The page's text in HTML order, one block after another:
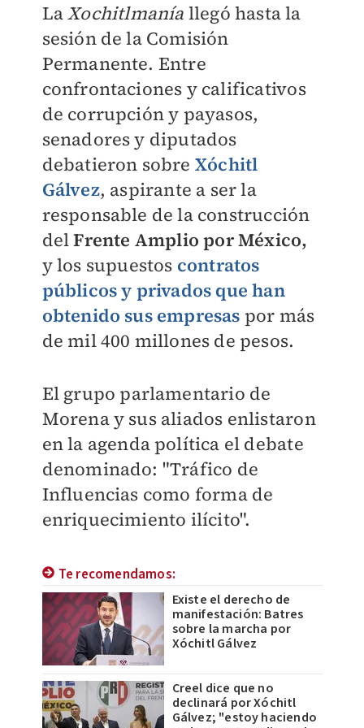
LaXochitlmanía llegó hasta la
sesión de la Comisión
Permanente. Entre
confrontaciones y calificativos
de corrupción y payasos,
senadores y diputados
debatieron sobre Xóchitl
Gálvez, aspirante a ser la
responsable de la construcción
delFrente Amplio por México,
y los supuestos contratos
públicos y privados que han
obtenido sus empresas por más
de mil 400 millones de pesos.
El grupo parlamentario de
Morena y sus aliados enlistaron
en la agenda política el debate
denominado: "Tráfico de
Influencias como forma de
enriquecimiento ilícito".
Te recomendamos:
Existe el derecho de
manifestación: Batres
sobre la marcha por
Xóchitl Gálvez
Creel dice que no
declinará por Xóchitl
Gálvez; "estoy haciendo